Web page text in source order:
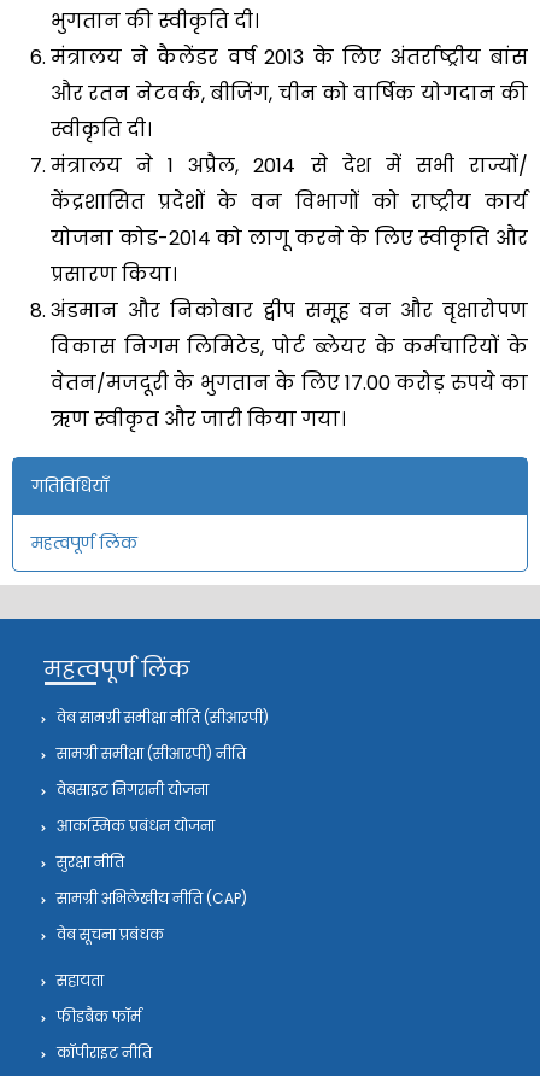
गतिविधियाँ
महत्वपूर्ण लिंक
भुगतान की स्वीकृति दी।
मंत्रालय ने कैलेंडर वर्ष 2013 के लिए अंतर्राष्ट्रीय बांस
और रतन नेटवर्क, बीजिंग, चीन को वार्षिक योगदान की
स्वीकृति दी।
मंत्रालय ने 1 अप्रैल, 2014 से देश में सभी राज्यों/
केंद्रशासित प्रदेशों के वन विभागों को राष्ट्रीय कार्य
योजना कोड-2014 को लागू करने के लिए स्वीकृति और
प्रसारण किया।
अंडमान और निकोबार द्वीप समूह वन और वृक्षारोपण
विकास निगम लिमिटेड, पोर्ट ब्लेयर के कर्मचारियों के
वेतन/मजदूरी के भुगतान के लिए 17.00 करोड़ रुपये का
ऋण स्वीकृत और जारी किया गया।
महत्वपूर्ण लिंक
वेब सामग्री समीक्षा नीति (सीआरपी)
सामग्री समीक्षा (सीआरपी) नीति
वेबसाइट निगरानी योजना
आकस्मिक प्रबंधन योजना
सुरक्षा नीति
सामग्री अभिलेखीय नीति (CAP)
वेब सूचना प्रबंधक
सहायता
फीडबैक फॉर्म
कॉपीराइट नीति